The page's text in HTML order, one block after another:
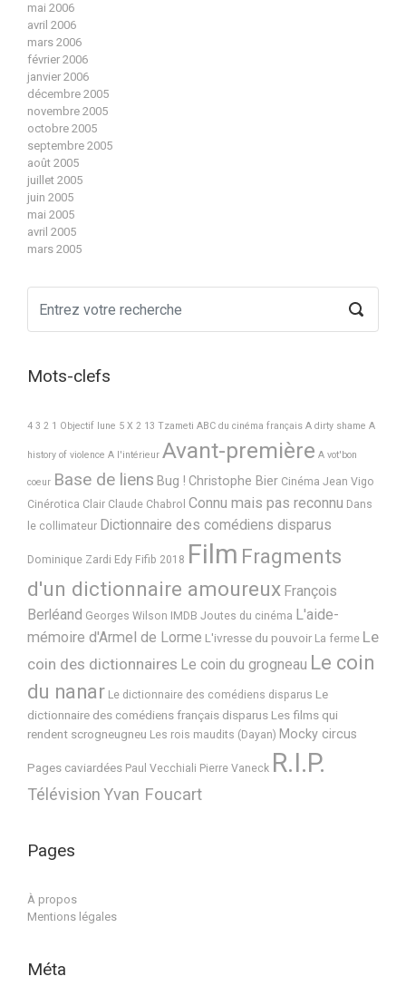
mai 2006
avril 2006
mars 2006
février 2006
janvier 2006
décembre 2005
novembre 2005
octobre 2005
septembre 2005
août 2005
juillet 2005
juin 2005
mai 2005
avril 2005
mars 2005
Mots-clefs
4 3 2 1 Objectif lune 5 X 2 13 Tzameti ABC du cinéma français A dirty shame A
history of violence A l'intérieur Avant-première A vot'bon
coeur Base de liens Bug ! Christophe Bier Cinéma Jean Vigo
Cinérotica Clair Claude Chabrol Connu mais pas reconnu Dans
le collimateur Dictionnaire des comédiens disparus
Dominique Zardi Edy Fifib 2018 Film Fragments
d'un dictionnaire amoureux François
Berléand Georges Wilson IMDB Joutes du cinéma L'aide-
mémoire d'Armel de Lorme L'ivresse du pouvoir La ferme Le
coin des dictionnaires Le coin du grogneau Le coin
du nanar Le dictionnaire des comédiens disparus Le
dictionnaire des comédiens français disparus Les films qui
rendent scrogneugneu Les rois maudits (Dayan) Mocky circus
Pages caviardées Paul Vecchiali Pierre Vaneck R.I.P.
TélévisionYvan Foucart
Pages
À propos
Mentions légales
Méta